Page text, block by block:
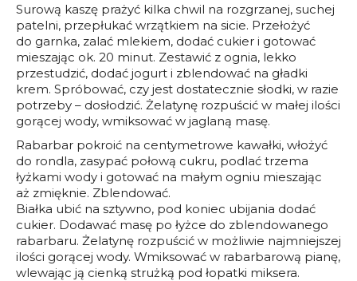
Surową kaszę prażyć kilka chwil na rozgrzanej, suchej
patelni, przepłukać wrzątkiem na sicie. Przełożyć
do garnka, zalać mlekiem, dodać cukier i gotować
mieszając ok. 20 minut. Zestawić z ognia, lekko
przestudzić, dodać jogurt i zblendować na gładki
krem. Spróbować, czy jest dostatecznie słodki, w razie
potrzeby – dosłodzić. Żelatynę rozpuścić w małej ilości
gorącej wody, wmiksować w jaglaną masę.
Rabarbar pokroić na centymetrowe kawałki, włożyć
do rondla, zasypać połową cukru, podlać trzema
łyżkami wody i gotować na małym ogniu mieszając
aż zmięknie. Zblendować.
Białka ubić na sztywno, pod koniec ubijania dodać
cukier. Dodawać masę po łyżce do zblendowanego
rabarbaru. Żelatynę rozpuścić w możliwie najmniejszej
ilości gorącej wody. Wmiksować w rabarbarową pianę,
wlewając ją cienką strużką pod łopatki miksera.